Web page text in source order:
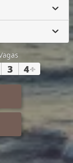
3 4+